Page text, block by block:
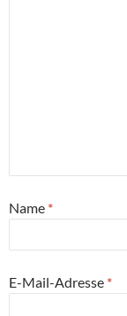
Name *
E-Mail-Adresse *